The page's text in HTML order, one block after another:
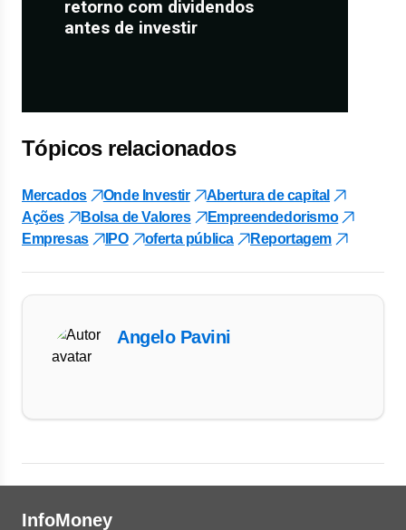
Tópicos relacionados
Mercados Onde Investir
Abertura de capital
Ações
Bolsa de Valores
Empreendedorismo
Empresas
IPO oferta pública Reportagem
Angelo Pavini
InfoMoney